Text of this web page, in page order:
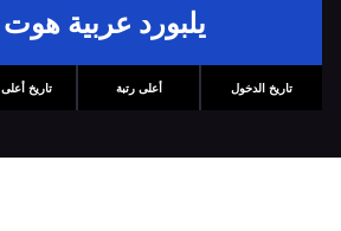
يلبورد عربية هوت 100
تاريخ الدخول أعلى رتبة تاريخ